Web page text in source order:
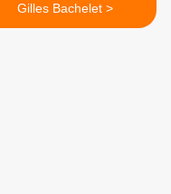
Gilles Bachelet >